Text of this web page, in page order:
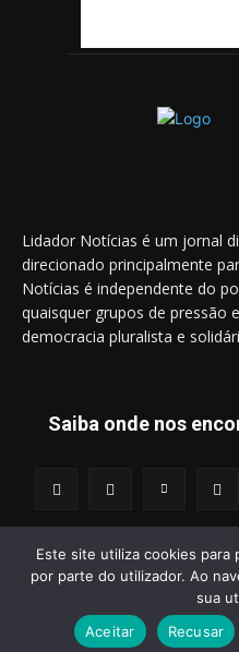
Lidador Notícias é um jornal
direcionado principalmente
Notícias é independente do
quaisquer grupos de pressão
democracia pluralista e
Saiba onde nos
© 2014 - 2025 Lidador Notícias. |
Termos e Condições
Este site utiliza cookies para
por parte do utilizador. Ao
sua
Aceitar
Recusar